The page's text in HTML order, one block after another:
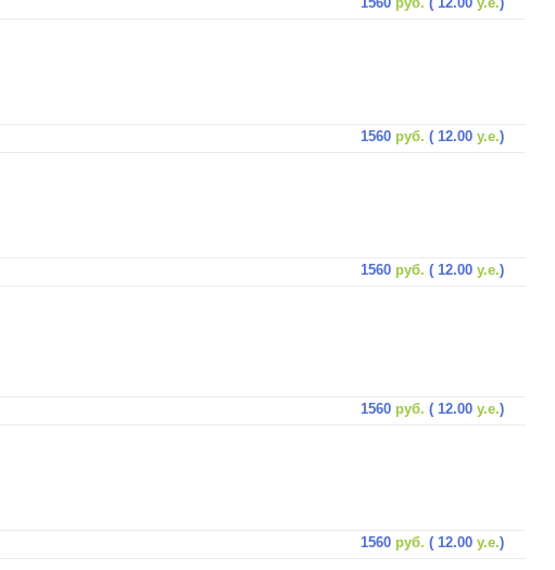
1560 руб. ( 12.00 у.е.)
1560 руб. ( 12.00 у.е.)
1560 руб. ( 12.00 у.е.)
1560 руб. ( 12.00 у.е.)